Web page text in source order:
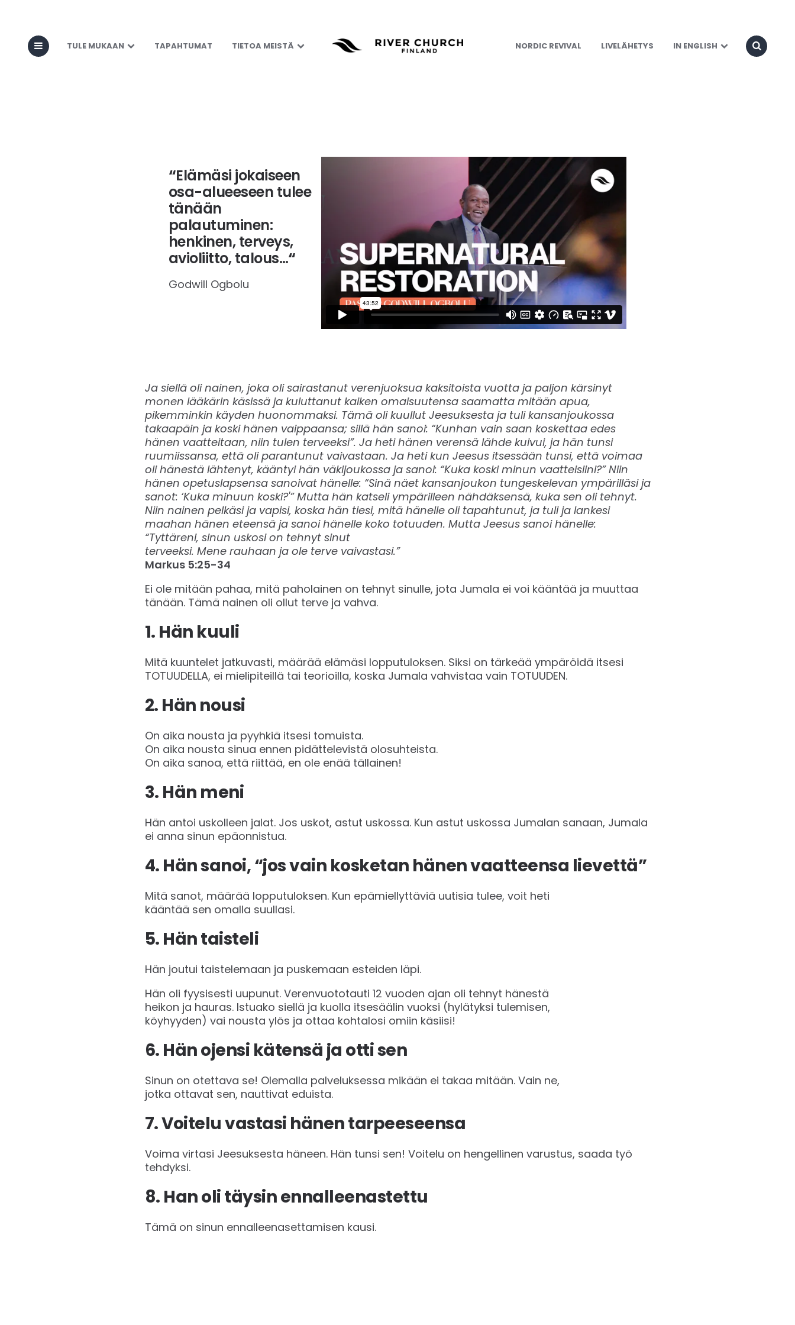
TULE MUKAAN TAPAHTUMAT TIETOA MEISTÄ NORDIC REVIVAL LIVELÄHETYS IN ENGLISH
Yliluonnollinen ennalleenasettaminen
“Elämäsi jokaiseen
osa-alueeseen tulee
tänään
palautuminen:
henkinen, terveys,
avioliitto, talous…“
Godwill Ogbolu
Ja siellä oli nainen, joka oli sairastanut verenjuoksua kaksitoista vuotta ja paljon kärsinyt
monen lääkärin käsissä ja kuluttanut kaiken omaisuutensa saamatta mitään apua,
pikemminkin käyden huonommaksi. Tämä oli kuullut Jeesuksesta ja tuli kansanjoukossa
takaapäin ja koski hänen vaippaansa; sillä hän sanoi: “Kunhan vain saan koskettaa edes
hänen vaatteitaan, niin tulen terveeksi”. Ja heti hänen verensä lähde kuivui, ja hän tunsi
ruumiissansa, että oli parantunut vaivastaan. Ja heti kun Jeesus itsessään tunsi, että voimaa
oli hänestä lähtenyt, kääntyi hän väkijoukossa ja sanoi: “Kuka koski minun vaatteisiini?” Niin
hänen opetuslapsensa sanoivat hänelle: “Sinä näet kansanjoukon tungeskelevan ympärilläsi ja
sanot: ‘Kuka minuun koski?'” Mutta hän katseli ympärilleen nähdäksensä, kuka sen oli tehnyt.
Niin nainen pelkäsi ja vapisi, koska hän tiesi, mitä hänelle oli tapahtunut, ja tuli ja lankesi
maahan hänen eteensä ja sanoi hänelle koko totuuden. Mutta Jeesus sanoi hänelle:
“Tyttäreni, sinun uskosi on tehnyt sinut
terveeksi. Mene rauhaan ja ole terve vaivastasi.”
Markus 5:25-34
Ei ole mitään pahaa, mitä paholainen on tehnyt sinulle, jota Jumala ei voi kääntää ja muuttaa
tänään. Tämä nainen oli ollut terve ja vahva.
1. Hän kuuli
Mitä kuuntelet jatkuvasti, määrää elämäsi lopputuloksen. Siksi on tärkeää ympäröidä itsesi
TOTUUDELLA, ei mielipiteillä tai teorioilla, koska Jumala vahvistaa vain TOTUUDEN.
2. Hän nousi
On aika nousta ja pyyhkiä itsesi tomuista.
On aika nousta sinua ennen pidättelevistä olosuhteista.
On aika sanoa, että riittää, en ole enää tällainen!
3. Hän meni
Hän antoi uskolleen jalat. Jos uskot, astut uskossa. Kun astut uskossa Jumalan sanaan, Jumala
ei anna sinun epäonnistua.
4. Hän sanoi, “jos vain kosketan hänen vaatteensa lievettä”
Mitä sanot, määrää lopputuloksen. Kun epämiellyttäviä uutisia tulee, voit heti
kääntää sen omalla suullasi.
5. Hän taisteli
Hän joutui taistelemaan ja puskemaan esteiden läpi.
Hän oli fyysisesti uupunut. Verenvuototauti 12 vuoden ajan oli tehnyt hänestä
heikon ja hauras. Istuako siellä ja kuolla itsesäälin vuoksi (hylätyksi tulemisen,
köyhyyden) vai nousta ylös ja ottaa kohtalosi omiin käsiisi!
6. Hän ojensi kätensä ja otti sen
Sinun on otettava se! Olemalla palveluksessa mikään ei takaa mitään. Vain ne,
jotka ottavat sen, nauttivat eduista.
7. Voitelu vastasi hänen tarpeeseensa
Voima virtasi Jeesuksesta häneen. Hän tunsi sen! Voitelu on hengellinen varustus, saada työ
tehdyksi.
8. Han oli täysin ennalleenastettu
Tämä on sinun ennalleenasettamisen kausi.